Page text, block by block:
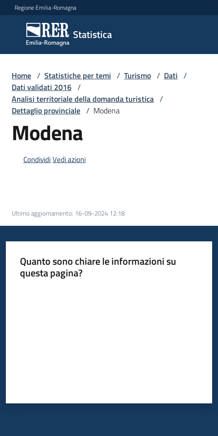
Vai al contenuto
Vai alla navigazione
Vai al footer
Regione Emilia-Romagna
Statistica
Statistica
Novità
Dati
per
temi
Metadati
Home / Statistiche per temi / Turismo / Dati /
Dati validati 2016 /
Analisi territoriale della domanda turistica /
Dettaglio provinciale / Modena
Modena
CondividiVedi azioni
Ultimo aggiornamento: 16-09-2024 12:18
Quanto sono chiare le informazioni su
questa pagina?